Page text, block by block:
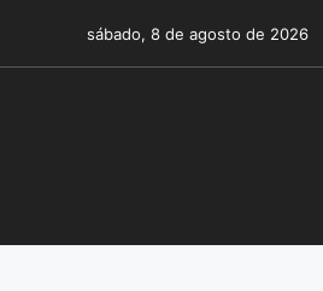
o
sábado, 8 de agosto de 2026